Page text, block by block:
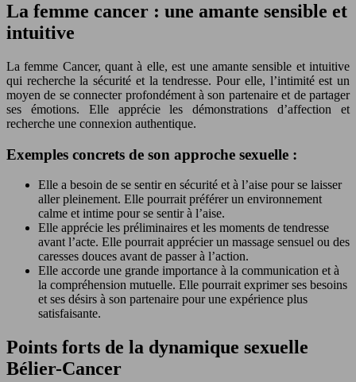
La femme cancer : une amante sensible et
intuitive
La femme Cancer, quant à elle, est une amante sensible et intuitive
qui recherche la sécurité et la tendresse. Pour elle, l’intimité est un
moyen de se connecter profondément à son partenaire et de partager
ses émotions. Elle apprécie les démonstrations d’affection et
recherche une connexion authentique.
Exemples concrets de son approche sexuelle :
Elle a besoin de se sentir en sécurité et à l’aise pour se laisser
aller pleinement. Elle pourrait préférer un environnement
calme et intime pour se sentir à l’aise.
Elle apprécie les préliminaires et les moments de tendresse
avant l’acte. Elle pourrait apprécier un massage sensuel ou des
caresses douces avant de passer à l’action.
Elle accorde une grande importance à la communication et à
la compréhension mutuelle. Elle pourrait exprimer ses besoins
et ses désirs à son partenaire pour une expérience plus
satisfaisante.
Points forts de la dynamique sexuelle
Bélier-Cancer